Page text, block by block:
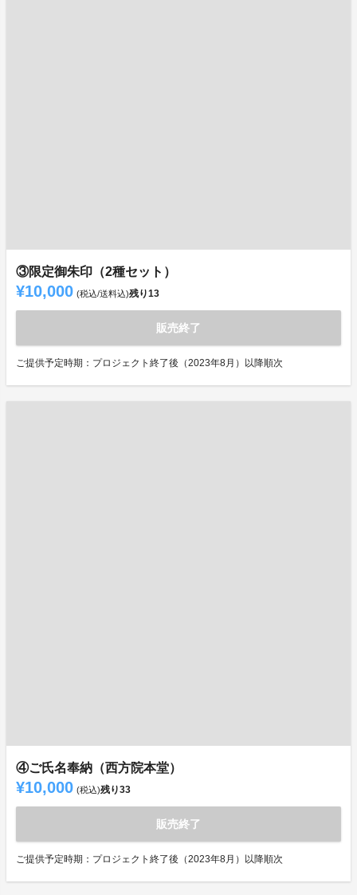
③限定御朱印（2種セット）
¥10,000 (税込/送料込)残り13
販売終了
ご提供予定時期：プロジェクト終了後（2023年8月）以降順次
④ご氏名奉納（西方院本堂）
¥10,000 (税込)残り33
販売終了
ご提供予定時期：プロジェクト終了後（2023年8月）以降順次